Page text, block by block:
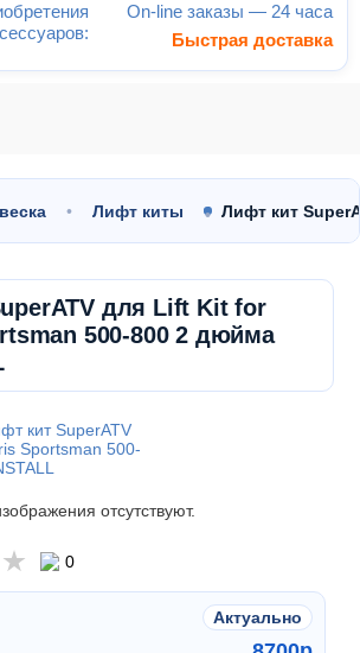
On-line заказы — 24 часа
Быстрая доставка
Лифт киты Лифт кит
для Lift Kit for
500-800 2 дюйма
отсутствуют.
0
Актуально